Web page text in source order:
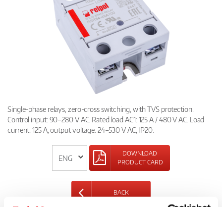
Single-phase relays, zero-cross switching, with TVS protection.
Control input: 90–280 V AC. Rated load AC1: 125 A / 480 V AC. Load
current: 125 A, output voltage: 24–530 V AC, IP20.
DOWNLOAD
PRODUCT CARD
BACK